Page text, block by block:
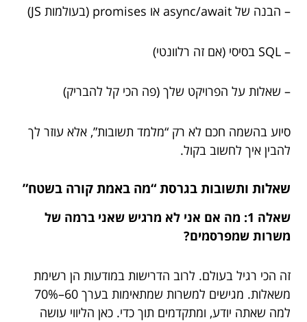
– הבנה של async/await או promises (בעולמות JS)
– SQL בסיסי (אם זה רלוונטי)
– שאלות על הפרויקט שלך (פה הכי קל להבריק)
סיוע בהשמה חכם לא רק “מלמד תשובות”, אלא עוזר לך
להבין איך לחשוב בקול.
שאלות ותשובות בגרסת “מה באמת קורה בשטח”
שאלה 1: מה אם אני לא מרגיש שאני ברמה של
משרות שמפרסמים?
זה הכי רגיל בעולם. לרוב הדרישות במודעות הן רשימת
משאלות. מגישים למשרות שמתאימות בערך 60–70%
למה שאתה יודע, ומתקדמים תוך כדי. כאן הליווי עושה